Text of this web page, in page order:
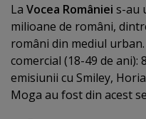
La Vocea României s-au
milioane de români,
români din mediul
comercial (18-49 de ani):
emisiunii cu Smiley,
Moga au fost din acest